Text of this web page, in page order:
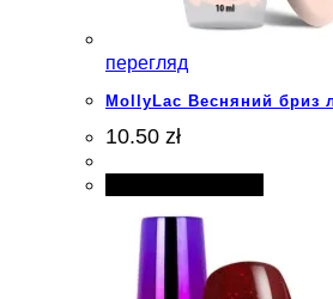
перегляд
MollyLac Весняний бриз
10.50 zł